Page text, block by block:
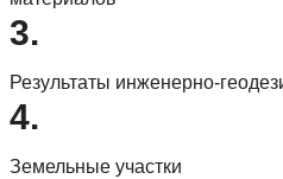
3.
Результаты инженерно-
4.
Земельные участки